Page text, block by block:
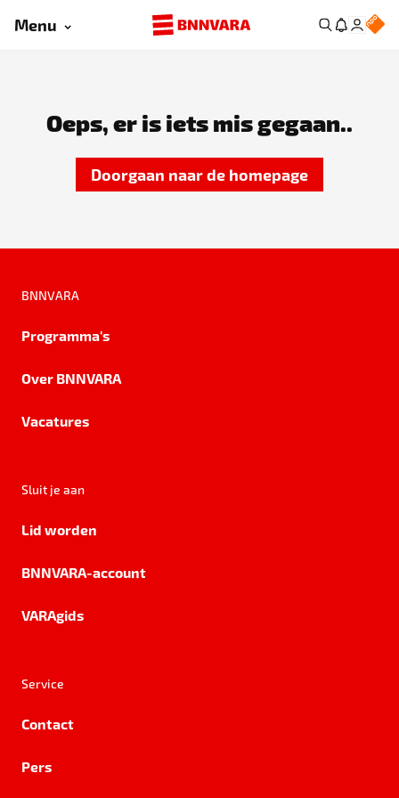
Menu
Oeps, er is iets mis gegaan..
Doorgaan naar de homepage
BNNVARA
Programma's
Over BNNVARA
Vacatures
Sluit je aan
Lid worden
BNNVARA-account
VARAgids
Service
Contact
Pers